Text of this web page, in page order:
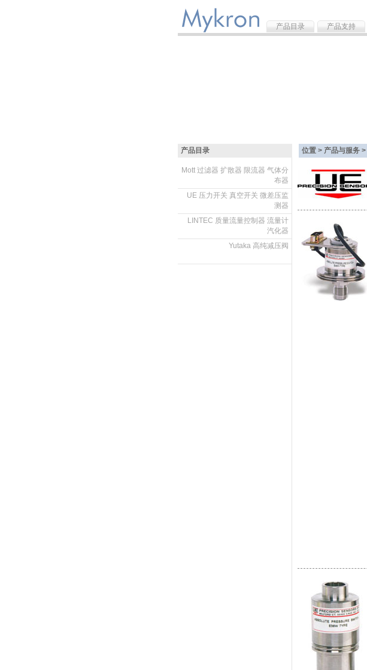
产品目录 产品支持
产品目录 位置 > 产品与服务 >
Mott 过滤器 扩散器 限流器 气体分
布器
UE 压力开关 真空开关 微差压监
测器
LINTEC 质量流量控制器 流量计
汽化器
Yutaka 高纯减压阀